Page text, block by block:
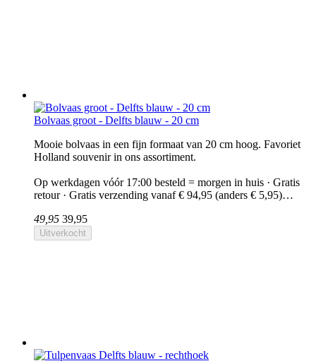
Bolvaas groot - Delfts blauw - 20 cm
Mooie bolvaas in een fijn formaat van 20 cm hoog. Favoriet
Holland souvenir in ons assortiment.
Op werkdagen vóór 17:00 besteld = morgen in huis · Gratis
retour · Gratis verzending vanaf € 94,95 (anders € 5,95)…
49,95 39,95
Uitverkocht